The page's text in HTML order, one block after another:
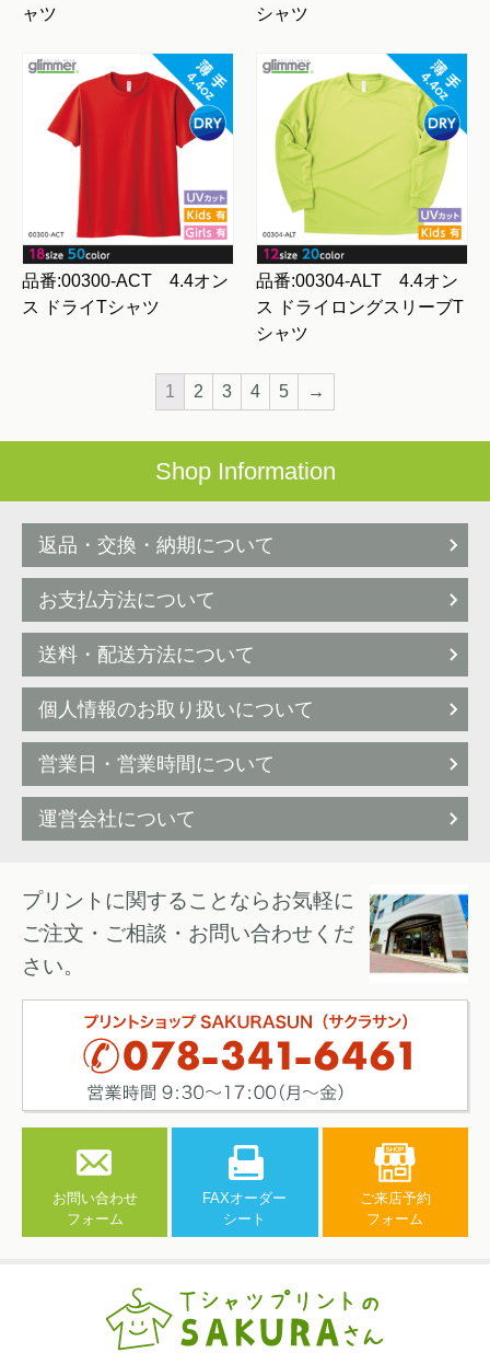
ャツ
シャツ
品番:00300-ACT 4.4オン
ス ドライTシャツ
品番:00304-ALT 4.4オン
ス ドライロングスリーブT
シャツ
1 2 3 4 5 →
Shop Information
返品・交換・納期について
お支払方法について
送料・配送方法について
個人情報のお取り扱いについて
営業日・営業時間について
運営会社について
プリントに関することならお気軽に
ご注文・ご相談・お問い合わせくだ
さい。
お問い合わせ
フォーム
FAXオーダー
シート
ご来店予約
フォーム